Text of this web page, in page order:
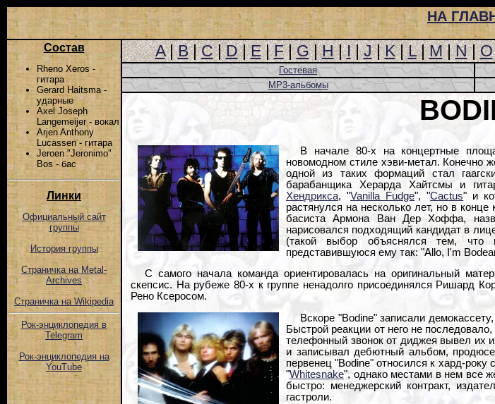
НА
Состав
Rheno Xeros -
гитара
Gerard Haitsma -
ударные
Axel Joseph
Langemeijer - вокал
Arjen Anthony
Lucassen - гитара
Jeroen "Jeronimo"
Bos - бас
Линки
Официальный сайт
группы
История группы
Страничка на Metal-
Archives
Страничка на Wikipedia
Рок-энциклопедия в
Telegram
Рок-энциклопедия на
YouTube
A|B|C|D|E|F|G|H|I|J|K|L|M|N|O
Гостевая
MP3-альбомы
В начале 80-х на концертные
новомодном стиле хэви-метал. Конечно
одной из таких формаций стал
барабанщика Херарда Хайтсмы и
Хендрикса, "Vanilla Fudge", "Cactus" и
растянулся на несколько лет, но в
басиста Армона Ван Дер Хоффа,
нарисовался подходящий кандидат в
(такой выбор объяснялся тем,
представившуюся ему так: "Allo, I'm
С самого начала команда ориентировалась на оригинальный
скепсис. На рубеже 80-х к группе ненадолго присоединялся Ришард
Рено Ксеросом.
Вскоре "Bodine" записали
Быстрой реакции от него не
телефонный звонок от диджея вывел их
и записывал дебютный альбом,
первенец "Bodine" относился к хард-
"Whitesnake", однако местами в нем все
быстро: менеджерский контракт,
гастроли.